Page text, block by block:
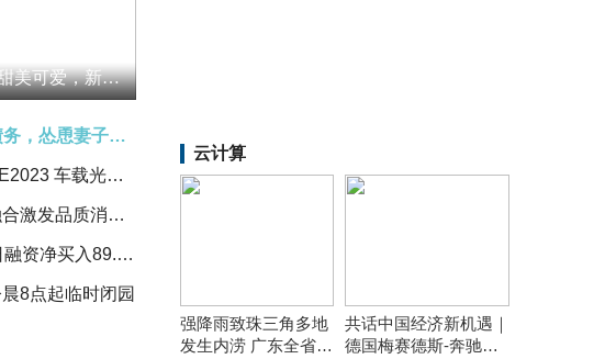
同样演哑妹，老版甜美可爱，新版成傻姑，发型眼神都不对
男子打牌欠下巨额债务，怂恿妻子以身抵债：我就当什么都没发生过
三安集成出席CIOE2023 车载光通收发光芯片赋能智能生活
产业观察：跨界融合激发品质消费 “酱香拿铁”折射市场活力
航天软件：9月7日融资净买入89.69万元，连续3日累计净买入296.34万元
8点起临时闭园
云计算
强降雨致珠三角多地
发生内涝 广东全省提
共话中国经济新机遇｜
德国梅赛德斯-奔驰董